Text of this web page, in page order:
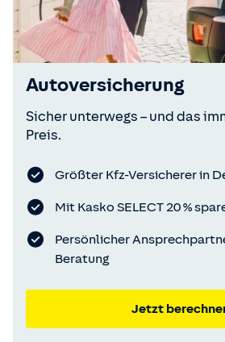
Autoversicherung
Sicher unterwegs – und das
Preis.
Größter Kfz-Versicherer in
Mit Kasko SELECT 20 %
Persönlicher
Beratung
Jetzt